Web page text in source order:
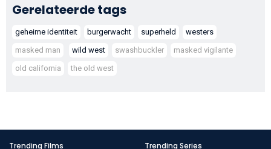
Gerelateerde tags
geheime identiteit burgerwacht superheld
westers
masked man
wild west swashbuckler
masked vigilante
old california
the old west
Trending Films Trending Series